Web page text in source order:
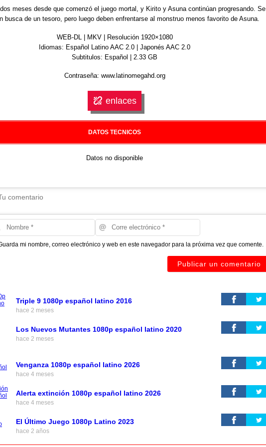
meses desde que comenzó el juego mortal, y Kirito y Asuna continúan progresando. Se
busca de un tesoro, pero luego deben enfrentarse al monstruo menos favorito de Asuna.
WEB-DL | MKV | Resolución 1920×1080
Idiomas: Español Latino AAC 2.0 | Japonés AAC 2.0
Subtitulos: Español | 2.33 GB
Contraseña: www.latinomegahd.org
enlaces
DATOS TECNICOS
Datos no disponible
mi nombre, correo electrónico y web en este navegador para la próxima vez que comente.
Triple 9 1080p español latino 2016
hace 2 meses
Los Nuevos Mutantes 1080p español latino 2020
hace 2 meses
Venganza 1080p español latino 2026
hace 4 meses
Alerta extinción 1080p español latino 2026
hace 4 meses
El Último Juego 1080p Latino 2023
hace 2 años